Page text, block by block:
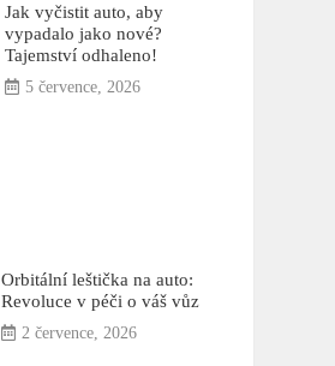
Jak vyčistit auto, aby
vypadalo jako nové?
Tajemství odhaleno!
5 července, 2026
Orbitální leštička na auto:
Revoluce v péči o váš vůz
2 července, 2026